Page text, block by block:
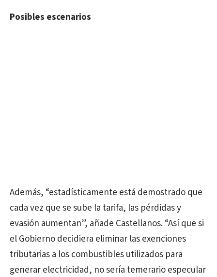
Posibles escenarios
Además, “estadísticamente está demostrado que
cada vez que se sube la tarifa, las pérdidas y
evasión aumentan”, añade Castellanos. “Así que si
el Gobierno decidiera eliminar las exenciones
tributarias a los combustibles utilizados para
generar electricidad, no sería temerario especular